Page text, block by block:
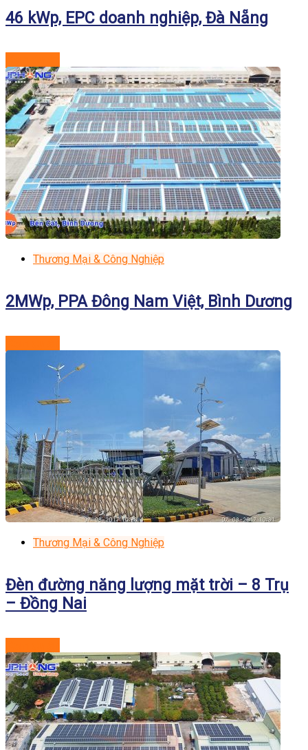
46 kWp, EPC doanh nghiệp, Đà Nẵng
Thương Mại & Công Nghiệp
2MWp, PPA Đông Nam Việt, Bình Dương
Thương Mại & Công Nghiệp
Đèn đường năng lượng mặt trời – 8 Trụ
– Đồng Nai